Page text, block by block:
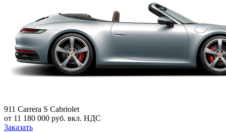
911 Carrera S Cabriolet
от 11 180 000 руб. вкл. НДС
Заказать